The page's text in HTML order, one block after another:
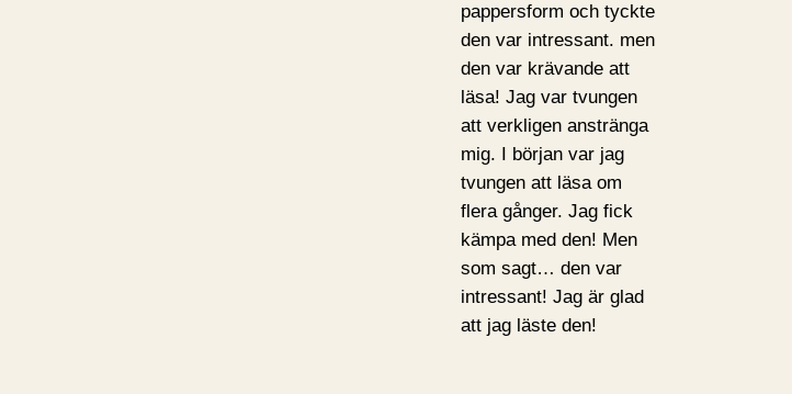
pappersform och tyckte
den var intressant. men
den var krävande att
läsa! Jag var tvungen
att verkligen anstränga
mig. I början var jag
tvungen att läsa om
flera gånger. Jag fick
kämpa med den! Men
som sagt… den var
intressant! Jag är glad
att jag läste den!